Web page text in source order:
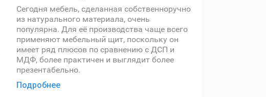
Сегодня мебель, сделанная собственноручно
из натурального материала, очень
популярна. Для её производства чаще всего
применяют мебельный щит, поскольку он
имеет ряд плюсов по сравнению с ДСП и
МДФ, более практичен и выглядит более
презентабельно.
Подробнее